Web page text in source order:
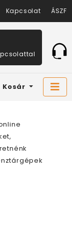
Kapcsolat ÁSZF
Kosár